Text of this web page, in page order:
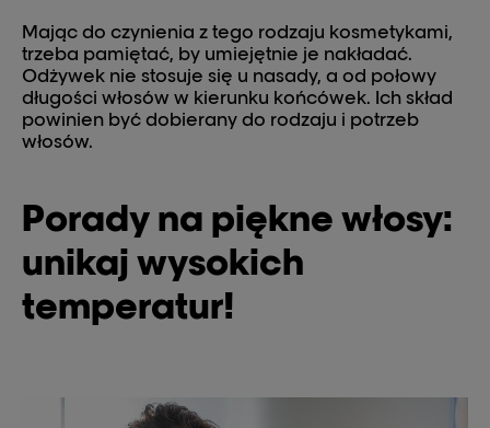
Mając do czynienia z tego rodzaju kosmetykami,
trzeba pamiętać, by umiejętnie je nakładać.
Odżywek nie stosuje się u nasady, a od połowy
długości włosów w kierunku końcówek. Ich skład
powinien być dobierany do rodzaju i potrzeb
włosów.
Porady na piękne włosy:
unikaj wysokich
temperatur!